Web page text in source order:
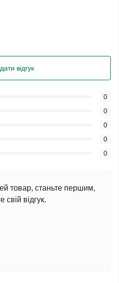
відгук
0
0
0
0
0
товар, станьте першим,
свій відгук.